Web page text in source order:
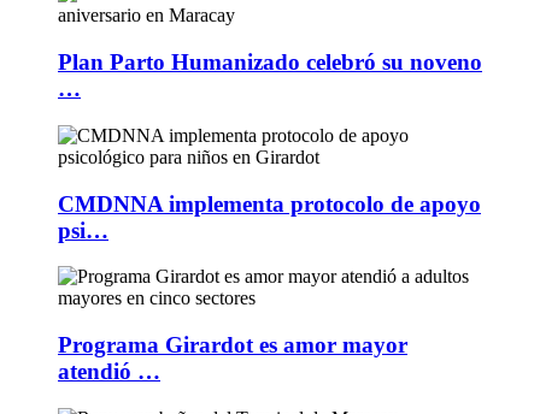
Plan Parto Humanizado celebró su noveno
…
CMDNNA implementa protocolo de apoyo
psi…
Programa Girardot es amor mayor
atendió …